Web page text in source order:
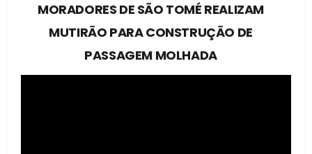
MORADORES DE SÃO TOMÉ REALIZAM
MUTIRÃO PARA CONSTRUÇÃO DE
PASSAGEM MOLHADA